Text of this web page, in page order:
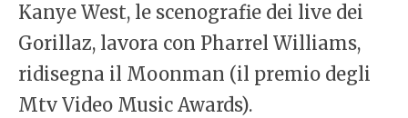
Kanye West, le scenografie dei live dei
Gorillaz, lavora con Pharrel Williams,
ridisegna il Moonman (il premio degli
Mtv Video Music Awards).